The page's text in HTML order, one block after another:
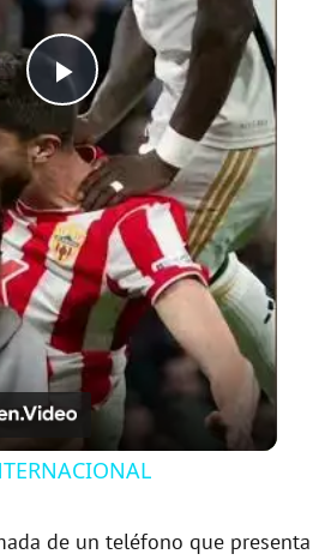
P
a
y
V
i
d
de un teléfono que presenta